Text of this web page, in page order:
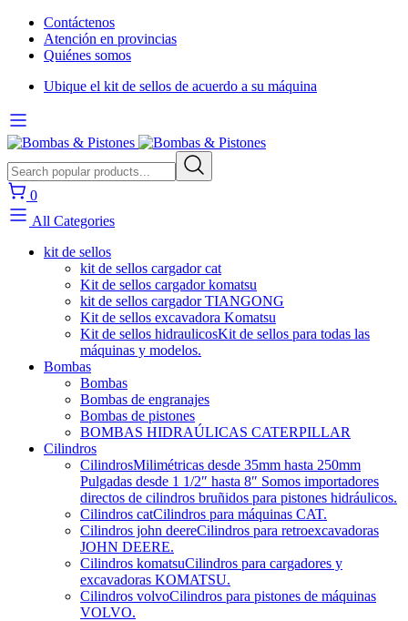
Contáctenos
Atención en provincias
Quiénes somos
Ubique el kit de sellos de acuerdo a su máquina
0
All Categories
kit de sellos
kit de sellos cargador cat
Kit de sellos cargador komatsu
kit de sellos cargador TIANGONG
Kit de sellos excavadora Komatsu
Kit de sellos hidraulicosKit de sellos para todas las
máquinas y modelos.
Bombas
Bombas
Bombas de engranajes
Bombas de pistones
BOMBAS HIDRAÚLICAS CATERPILLAR
Cilindros
CilindrosMilimétricas desde 35mm hasta 250mm
Pulgadas desde 1 1/2″ hasta 8″ Somos importadores
directos de cilindros bruñidos para pistones hidráulicos.
Cilindros catCilindros para máquinas CAT.
Cilindros john deereCilindros para retroexcavadoras
JOHN DEERE.
Cilindros komatsuCilindros para cargadores y
excavadoras KOMATSU.
Cilindros volvoCilindros para pistones de máquinas
VOLVO.